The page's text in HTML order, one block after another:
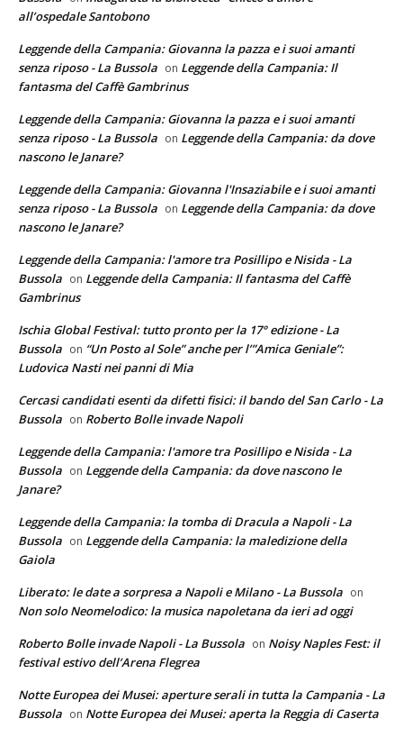
all’ospedale Santobono
Leggende della Campania: Giovanna la pazza e i suoi amanti
senza riposo - La Bussola on Leggende della Campania: Il
fantasma del Caffè Gambrinus
Leggende della Campania: Giovanna la pazza e i suoi amanti
senza riposo - La Bussola on Leggende della Campania: da dove
nascono le Janare?
Leggende della Campania: Giovanna l'Insaziabile e i suoi amanti
senza riposo - La Bussola on Leggende della Campania: da dove
nascono le Janare?
Leggende della Campania: l'amore tra Posillipo e Nisida - La
Bussola on Leggende della Campania: Il fantasma del Caffè
Gambrinus
Ischia Global Festival: tutto pronto per la 17° edizione - La
Bussola on “Un Posto al Sole” anche per l’”Amica Geniale”:
Ludovica Nasti nei panni di Mia
Cercasi candidati esenti da difetti fisici: il bando del San Carlo - La
Bussola on Roberto Bolle invade Napoli
Leggende della Campania: l'amore tra Posillipo e Nisida - La
Bussola on Leggende della Campania: da dove nascono le
Janare?
Leggende della Campania: la tomba di Dracula a Napoli - La
Bussola on Leggende della Campania: la maledizione della
Gaiola
Liberato: le date a sorpresa a Napoli e Milano - La Bussola on
Non solo Neomelodico: la musica napoletana da ieri ad oggi
Roberto Bolle invade Napoli - La Bussola on Noisy Naples Fest: il
festival estivo dell’Arena Flegrea
Notte Europea dei Musei: aperture serali in tutta la Campania - La
Bussola on Notte Europea dei Musei: aperta la Reggia di Caserta